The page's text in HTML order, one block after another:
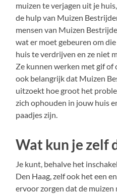
muizen te verjagen uit je
de hulp van Muizen
mensen van Muizen
wat er moet gebeuren om
huis te verdrijven en ze niet
Ze kunnen werken met gif of
ook belangrijk dat Muizen
uitzoekt hoe groot het
zich ophouden in jouw huis
paadjes zijn.
Wat kun je zelf
Je kunt, behalve het
Den Haag, zelf ook het een
ervoor zorgen dat de